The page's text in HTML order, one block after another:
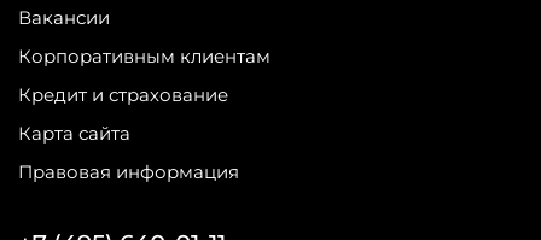
Вакансии
Корпоративным клиентам
Кредит и страхование
Карта сайта
Правовая информация